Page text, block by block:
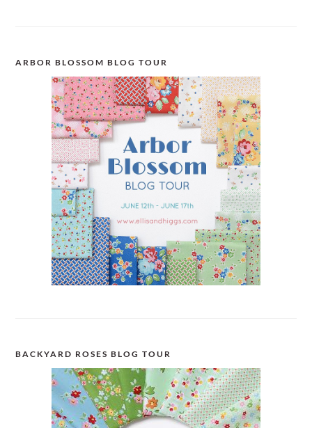
ARBOR BLOSSOM BLOG TOUR
BACKYARD ROSES BLOG TOUR